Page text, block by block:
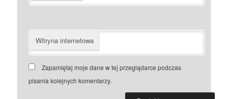
Witryna internetowa
Zapamiętaj moje dane w tej przeglądarce podczas
pisania kolejnych komentarzy.